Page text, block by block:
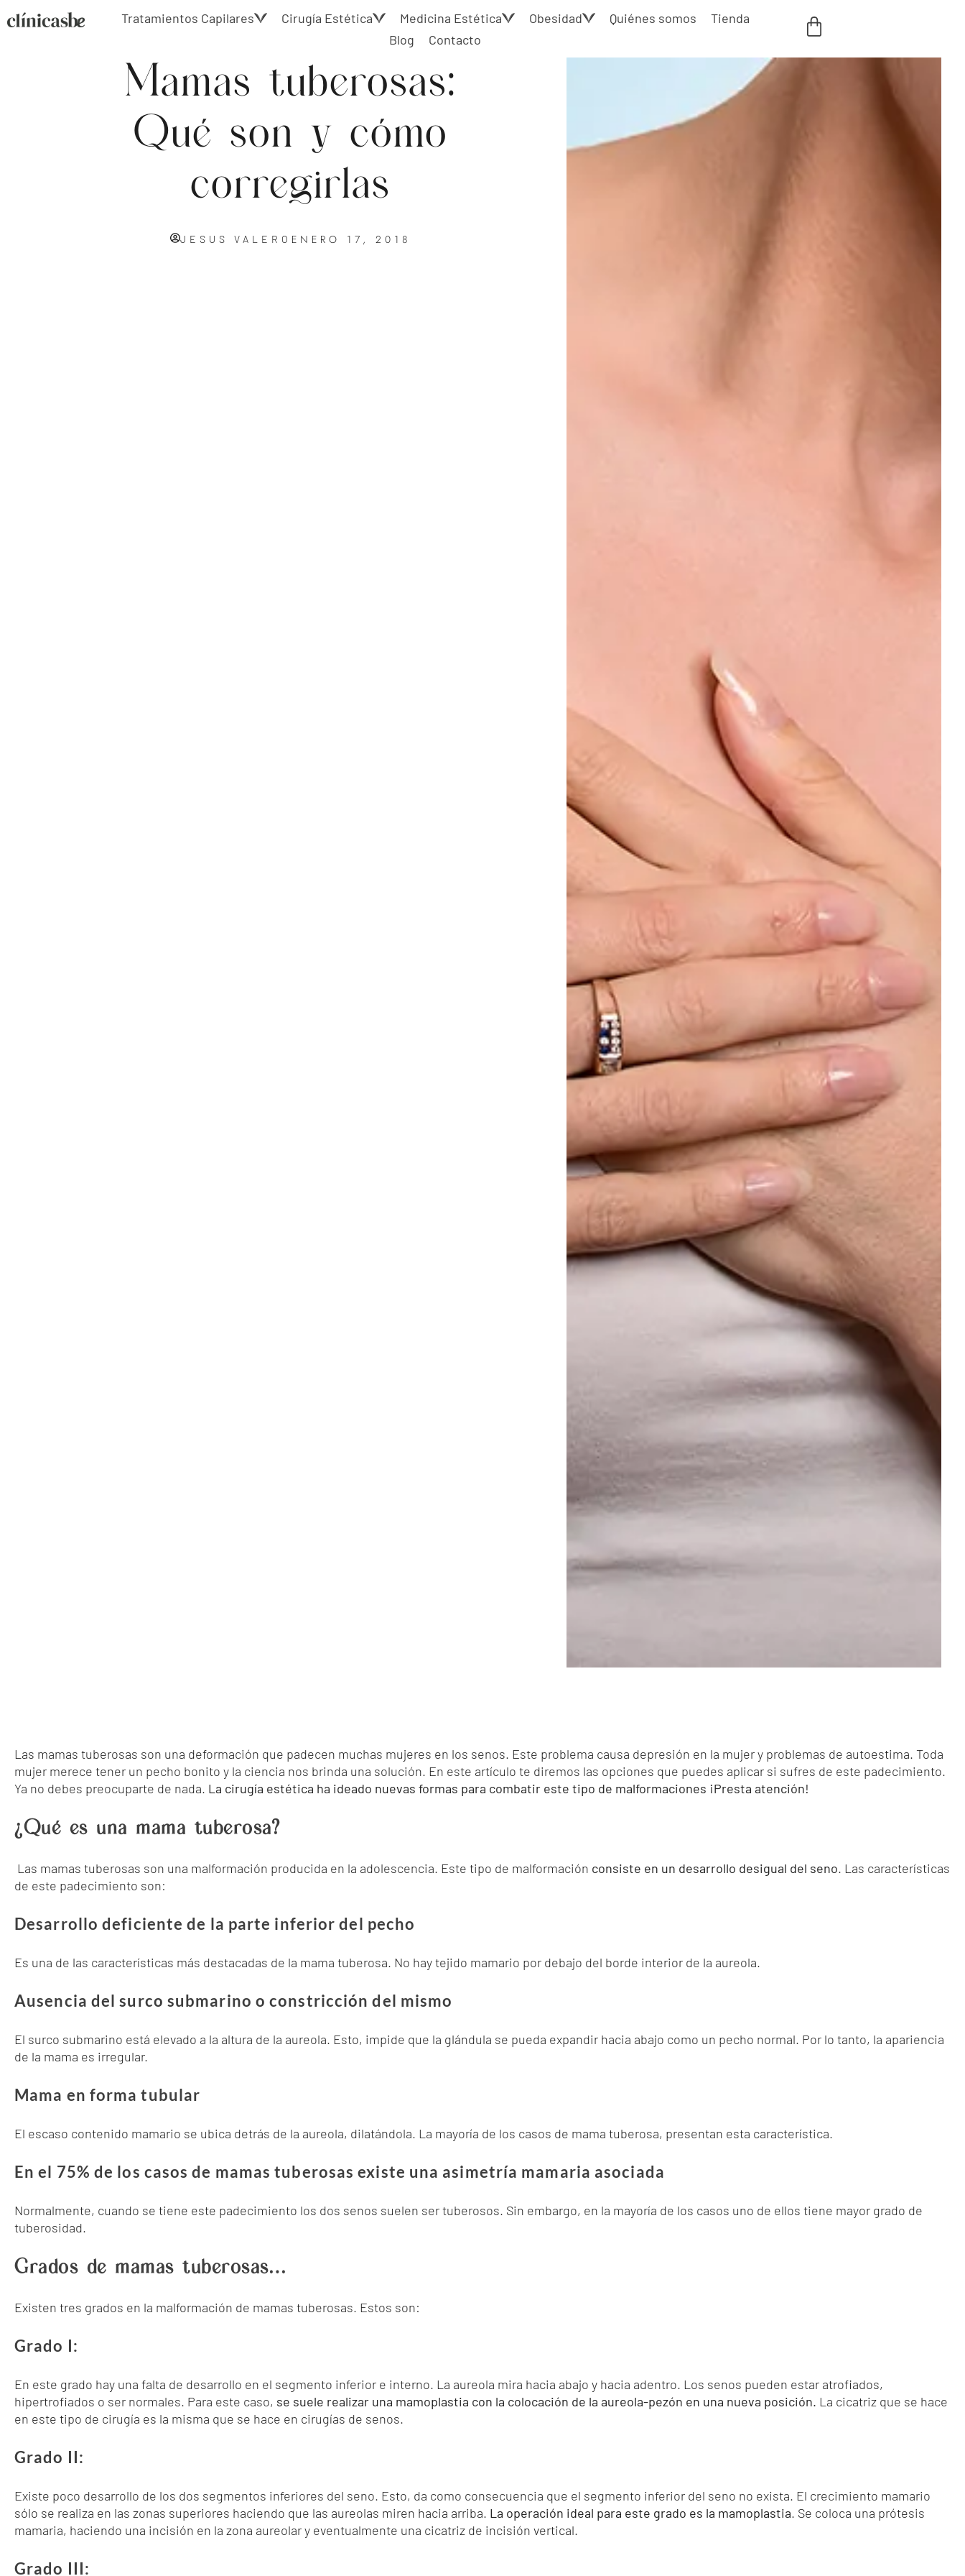
Tratamientos Capilares Cirugía Estética Medicina Estética Obesidad Quiénes somos
Tienda
Blog
Contacto
Mamas tuberosas:
Qué son y cómo
corregirlas
JESUS VALERO ENERO 17, 2018
Las mamas tuberosas son una deformación que padecen muchas mujeres en los senos. Este problema causa depresión en la mujer y problemas de autoestima. Toda
mujer merece tener un pecho bonito y la ciencia nos brinda una solución. En este artículo te diremos las opciones que puedes aplicar si sufres de este padecimiento.
Ya no debes preocuparte de nada. La cirugía estética ha ideado nuevas formas para combatir este tipo de malformaciones ¡Presta atención!
¿Qué es una mama tuberosa?
Las mamas tuberosas son una malformación producida en la adolescencia. Este tipo de malformación consiste en un desarrollo desigual del seno. Las características
de este padecimiento son:
Desarrollo deficiente de la parte inferior del pecho
Es una de las características más destacadas de la mama tuberosa. No hay tejido mamario por debajo del borde interior de la aureola.
Ausencia del surco submarino o constricción del mismo
El surco submarino está elevado a la altura de la aureola. Esto, impide que la glándula se pueda expandir hacia abajo como un pecho normal. Por lo tanto, la apariencia
de la mama es irregular.
Mama en forma tubular
El escaso contenido mamario se ubica detrás de la aureola, dilatándola. La mayoría de los casos de mama tuberosa, presentan esta característica.
En el 75% de los casos de mamas tuberosas existe una asimetría mamaria asociada
Normalmente, cuando se tiene este padecimiento los dos senos suelen ser tuberosos. Sin embargo, en la mayoría de los casos uno de ellos tiene mayor grado de
tuberosidad.
Grados de mamas tuberosas…
Existen tres grados en la malformación de mamas tuberosas. Estos son:
Grado I:
En este grado hay una falta de desarrollo en el segmento inferior e interno. La aureola mira hacia abajo y hacia adentro. Los senos pueden estar atrofiados,
hipertrofiados o ser normales. Para este caso, se suele realizar una mamoplastia con la colocación de la aureola-pezón en una nueva posición. La cicatriz que se hace
en este tipo de cirugía es la misma que se hace en cirugías de senos.
Grado II:
Existe poco desarrollo de los dos segmentos inferiores del seno. Esto, da como consecuencia que el segmento inferior del seno no exista. El crecimiento mamario
sólo se realiza en las zonas superiores haciendo que las aureolas miren hacia arriba. La operación ideal para este grado es la mamoplastia. Se coloca una prótesis
mamaria, haciendo una incisión en la zona aureolar y eventualmente una cicatriz de incisión vertical.
Grado III: